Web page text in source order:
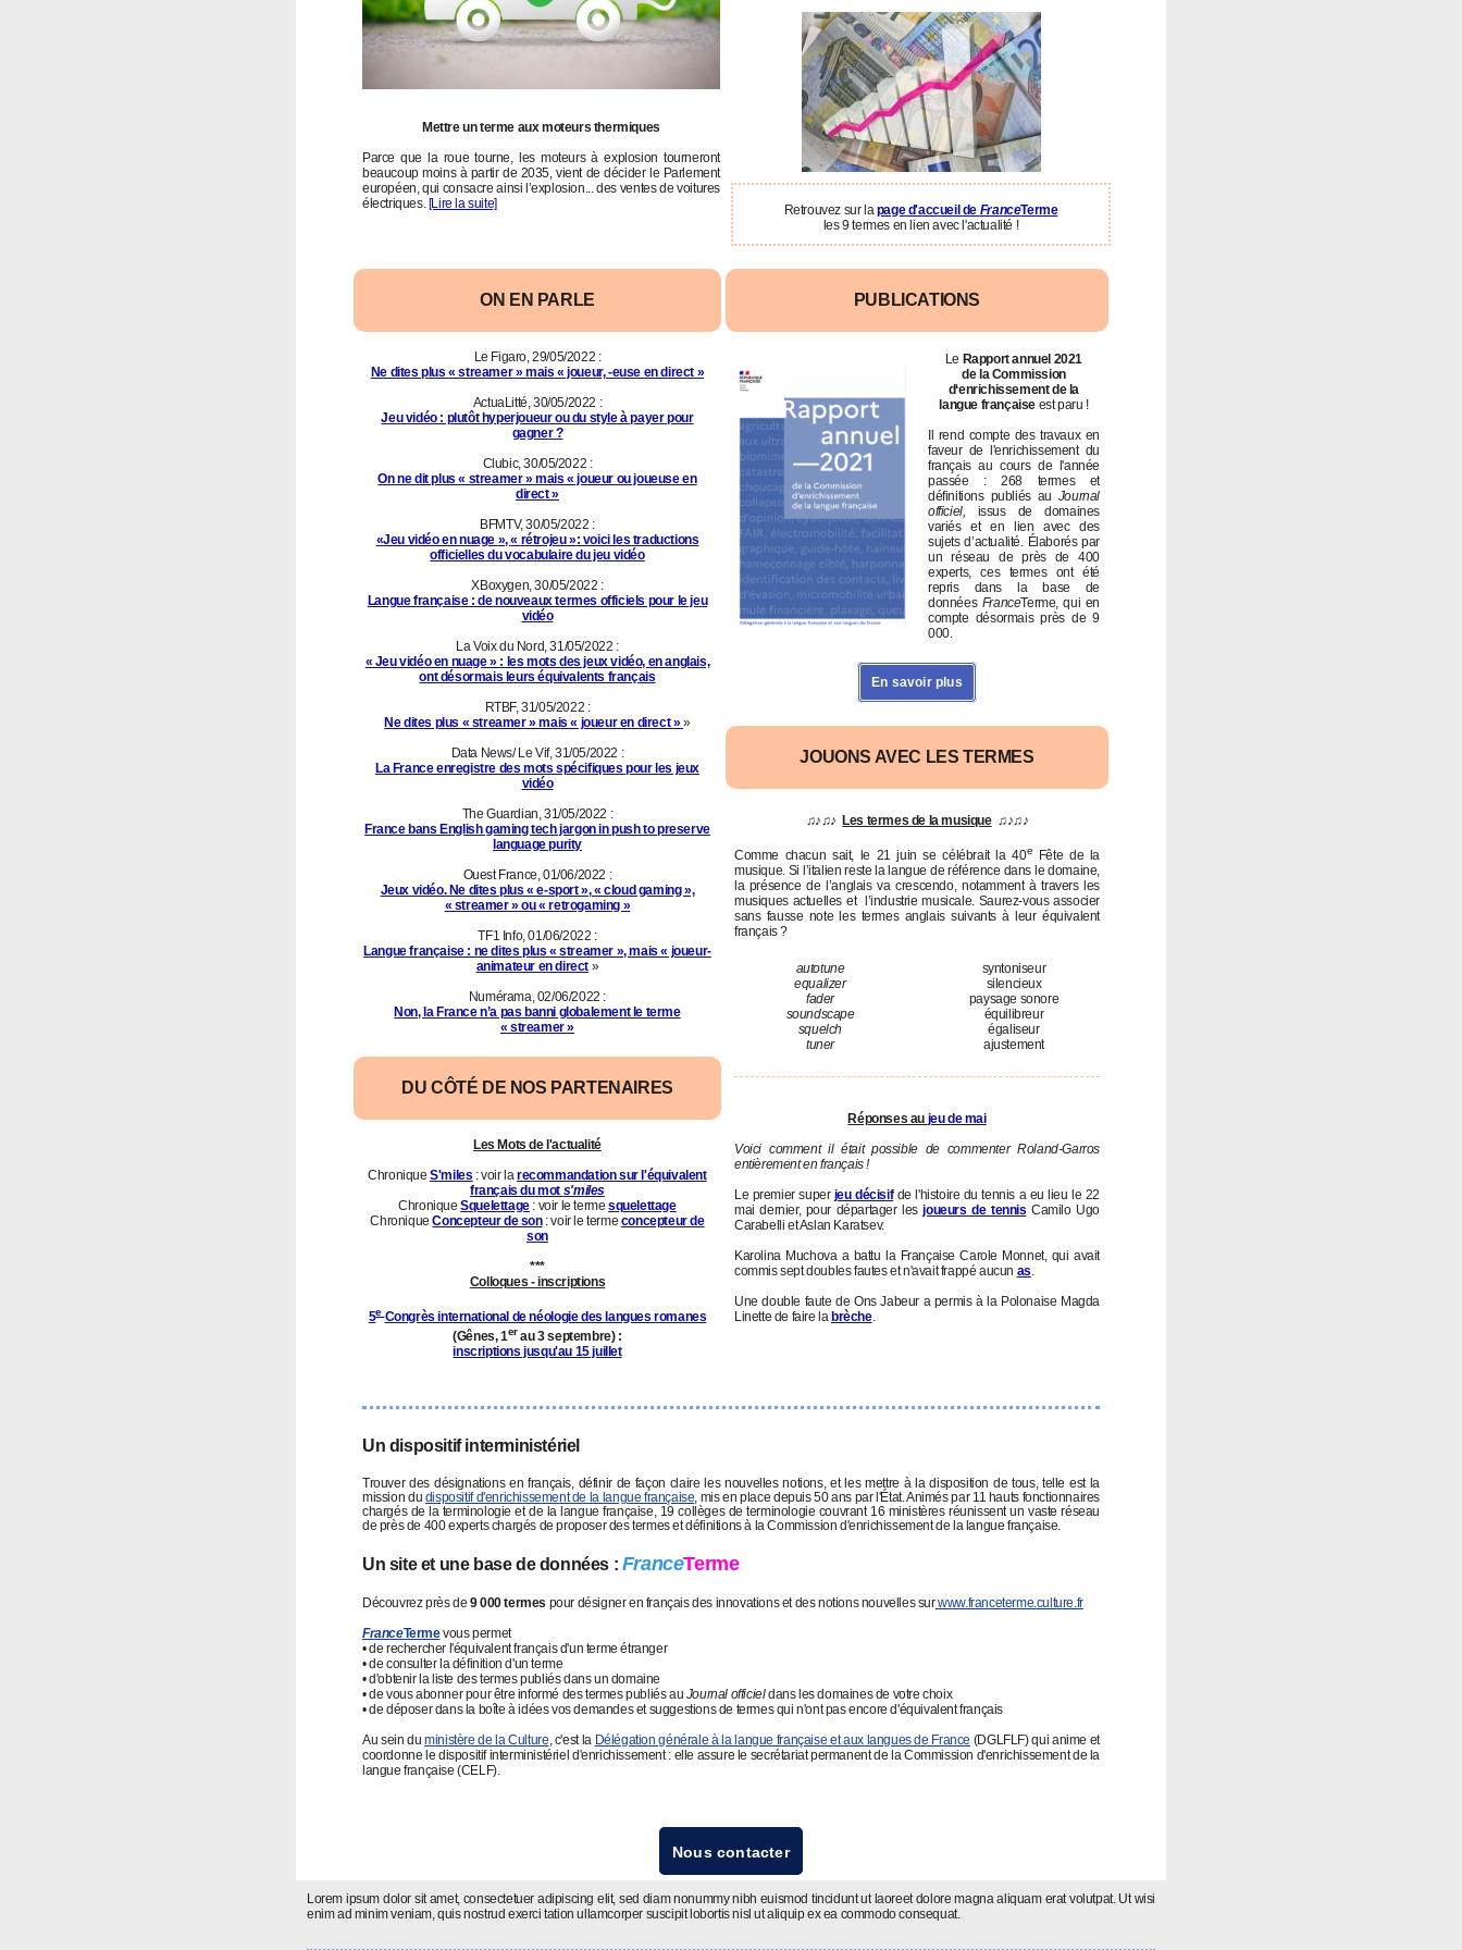
Mettre un terme aux moteurs thermiques
Parce que la roue tourne, les moteurs à explosion tourneront
beaucoup moins à partir de 2035, vient de décider le Parlement
européen, qui consacre ainsi l’explosion... des ventes de voitures
électriques. [Lire la suite] Retrouvez sur lapage d'accueil de FranceTerme
les 9 termes en lien avec l'actualité !
ON EN PARLE
Le Figaro, 29/05/2022 :
Ne dites plus « streamer » mais « joueur, -euse en direct »
ActuaLitté, 30/05/2022 :
Jeu vidéo : plutôt hyperjoueur ou du style à payer pour
gagner ?
Clubic, 30/05/2022 :
On ne dit plus « streamer » mais « joueur ou joueuse en
direct »
BFMTV, 30/05/2022 :
«Jeu vidéo en nuage »,« rétrojeu»: voici les traductions
officielles du vocabulaire du jeu vidéo
XBoxygen, 30/05/2022 :
Langue française : de nouveaux termes officiels pour le jeu
vidéo
La Voix du Nord, 31/05/2022 :
« Jeu vidéo en nuage » : les mots des jeux vidéo, en anglais,
ont désormais leurs équivalents français
RTBF, 31/05/2022 :
Ne dites plus « streamer » mais « joueur en direct »»
Data News/ Le Vif, 31/05/2022 :
La France enregistre des mots spécifiques pour les jeux
vidéo
The Guardian, 31/05/2022 :
France bans English gaming tech jargon in push to preserve
language purity
Ouest France, 01/06/2022 :
Jeux vidéo. Ne dites plus « e-sport », « cloud gaming »,
« streamer » ou « retrogaming »
TF1 Info, 01/06/2022 :
Langue française : ne dites plus « streamer », mais « joueur-
animateur en direct »
Numérama, 02/06/2022 :
Non, la France n’a pas banni globalement le terme
« streamer »
DU CÔTÉ DE NOS PARTENAIRES
Les Mots de l'actualité
ChroniqueS'miles : voir larecommandation sur l'équivalent
français du mot s'miles
ChroniqueSquelettage: voir le termesquelettage
ChroniqueConcepteur de son: voir le terme concepteur de
son
***
Colloques - inscriptions
5e Congrès international de néologie des langues romanes
(Gênes, 1erau 3 septembre) :
inscriptions jusqu'au 15 juillet
PUBLICATIONS
Le Rapport annuel 2021
de la Commission
d‘enrichissement de la
langue française est paru !
Il rend compte des travaux en
faveur de l'enrichissement du
français au cours de l'année
passée : 268 termes et
définitions publiés au Journal
officiel, issus de domaines
variés et en lien avec des
sujets d’actualité. Élaborés par
un réseau de près de 400
experts, ces termes ont été
repris dans la base de
données FranceTerme, qui en
compte désormais près de 9
000.
En savoir plus
JOUONS AVEC LES TERMES
♫♪♫♪ Les termes de la musique♫♪♫♪
Comme chacun sait, le 21 juin se célébrait la 40e
Fête de la
musique. Si l’italien reste la langue de référence dans le domaine,
la présence de l’anglais va crescendo, notamment à travers les
musiques actuelles et l’industrie musicale. Saurez-vous associer
sans fausse note les termes anglais suivants à leur équivalent
français ?
autotune
equalizer
fader
soundscape
squelch
tuner
syntoniseur
silencieux
paysage sonore
équilibreur
égaliseur
ajustement
Réponses au jeu de mai
Voici comment il était possible de commenter Roland-Garros
entièrement en français !
Le premier super jeu décisifde l'histoire du tennis a eu lieu le 22
mai dernier, pour départager lesjoueurs de tennis Camilo Ugo
Carabelli et Aslan Karatsev.
Karolina Muchova a battu la Française Carole Monnet, qui avait
commis sept doubles fautes et n'avait frappé aucun as.
Une double faute de Ons Jabeur a permis à la Polonaise Magda
Linette de faire la brèche.
Un dispositif interministériel
Trouver des désignations en français, définir de façon claire les nouvelles notions, et les mettre à la disposition de tous, telle est la
mission du dispositif d'enrichissement de la langue française, mis en place depuis 50 ans par l'État. Animés par 11 hauts fonctionnaires
chargés de la terminologie et de la langue française, 19 collèges de terminologie couvrant 16 ministères réunissent un vaste réseau
de près de 400 experts chargés de proposer des termes et définitions à la Commission d'enrichissement de la langue française.
Un site et une base de données : FranceTerme
Découvrez près de 9 000 termes pour désigner en français des innovations et des notions nouvelles surwww.franceterme.culture.fr
FranceTermevous permet
• de rechercher l'équivalent français d'un terme étranger
• de consulter la définition d'un terme
• d'obtenir la liste des termes publiés dans un domaine
• de vous abonner pour être informé des termes publiés au Journal officieldans les domaines de votre choix
• de déposer dans la boîte à idées vos demandes et suggestions de termes qui n'ont pas encore d'équivalent français
Au sein duministère de la Culture, c'est la Délégation générale à la langue française et aux langues de France (DGLFLF) qui anime et
coordonne le dispositif interministériel d'enrichissement : elle assure le secrétariat permanent de la Commission d'enrichissement de la
langue française (CELF).
Nous contacter
Lorem ipsum dolor sit amet, consectetuer adipiscing elit, sed diam nonummy nibh euismod tincidunt ut laoreet dolore magna aliquam erat volutpat. Ut wisi
enim ad minim veniam, quis nostrud exerci tation ullamcorper suscipit lobortis nisl ut aliquip ex ea commodo consequat.